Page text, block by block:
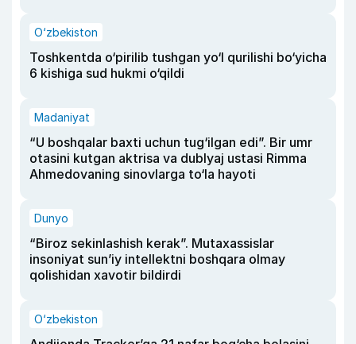
O‘zbekiston
Toshkentda o‘pirilib tushgan yo‘l qurilishi bo‘yicha
6 kishiga sud hukmi o‘qildi
Madaniyat
“U boshqalar baxti uchun tug‘ilgan edi”. Bir umr
otasini kutgan aktrisa va dublyaj ustasi Rimma
Ahmedovaning sinovlarga to‘la hayoti
Dunyo
“Biroz sekinlashish kerak”. Mutaxassislar
insoniyat sun’iy intellektni boshqara olmay
qolishidan xavotir bildirdi
O‘zbekiston